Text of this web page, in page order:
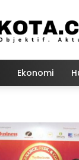
Ekonomi